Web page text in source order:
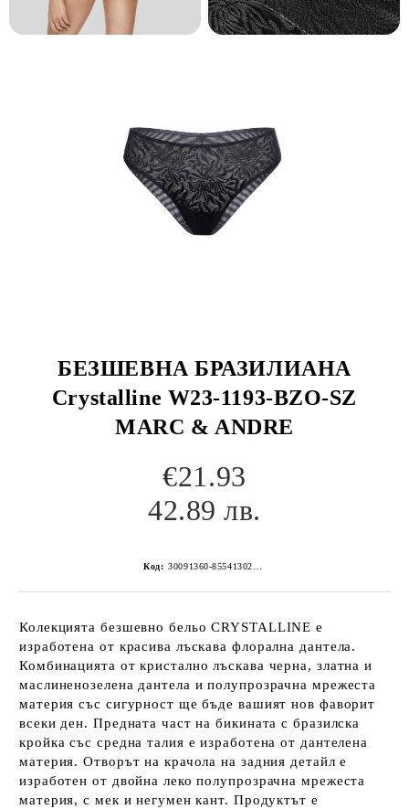
БЕЗШЕВНА БРАЗИЛИАНА
Crystalline W23-1193-BZO-SZ
MARC & ANDRE
€21.93
42.89 лв.
Код: 30091360-8554130267152262196
Колекцията безшевно бельо CRYSTALLINE е
изработена от красива лъскава флорална дантела.
Комбинацията от кристално лъскава черна, златна и
маслиненозелена дантела и полупрозрачна мрежеста
материя със сигурност ще бъде вашият нов фаворит
всеки ден. Предната част на бикината с бразилска
кройка със средна талия е изработена от дантелена
материя. Отворът на крачола на задния детайл е
изработен от двойна леко полупрозрачна мрежеста
материя, с мек и негумен кант. Продуктът е